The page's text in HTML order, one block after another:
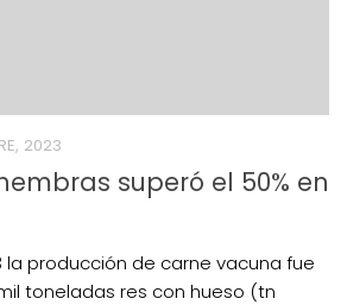
2023
superó el 50% en
la producción de carne vacuna fue
toneladas res con hueso (tn